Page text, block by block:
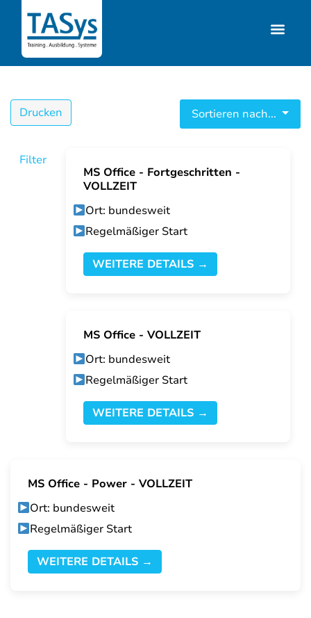
Drucken Sortieren nach...
Filter
MS Office - Fortgeschritten -
VOLLZEIT
Ort: bundesweit
Regelmäßiger Start
WEITERE DETAILS →
MS Office - VOLLZEIT
Ort: bundesweit
Regelmäßiger Start
WEITERE DETAILS →
MS Office - Power - VOLLZEIT
Ort: bundesweit
Regelmäßiger Start
WEITERE DETAILS →